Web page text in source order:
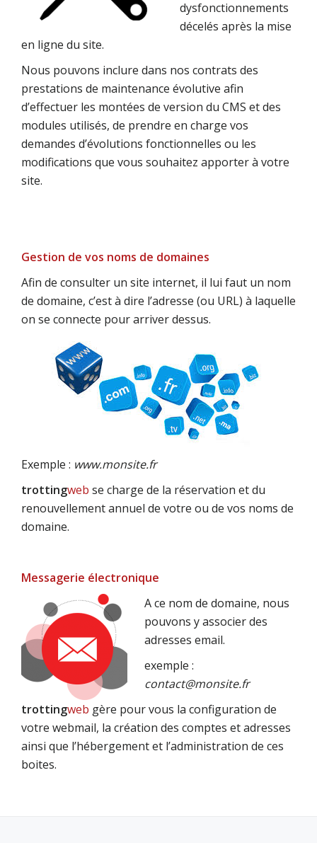
dysfonctionnements
décelés après la mise
en ligne du site.
Nous pouvons inclure dans nos contrats des
prestations de maintenance évolutive afin
d’effectuer les montées de version du CMS et des
modules utilisés, de prendre en charge vos
demandes d’évolutions fonctionnelles ou les
modifications que vous souhaitez apporter à votre
site.
Gestion de vos noms de domaines
Afin de consulter un site internet, il lui faut un nom
de domaine, c’est à dire l’adresse (ou URL) à laquelle
on se connecte pour arriver dessus.
Exemple : www.monsite.fr
trottingweb se charge de la réservation et du
renouvellement annuel de votre ou de vos noms de
domaine.
Messagerie électronique
A ce nom de domaine, nous
pouvons y associer des
adresses email.
exemple :
contact@monsite.fr
trottingweb gère pour vous la configuration de
votre webmail, la création des comptes et adresses
ainsi que l’hébergement et l’administration de ces
boites.